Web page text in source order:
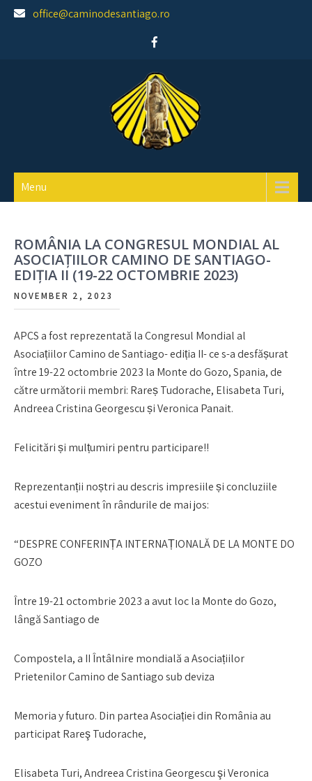
Skip
office@caminodesantiago.ro
Menu
ROMÂNIA LA CONGRESUL MONDIAL AL
ASOCIAȚIILOR CAMINO DE SANTIAGO-
EDIȚIA II (19-22 OCTOMBRIE 2023)
NOVEMBER 2, 2023
APCS a fost reprezentată la Congresul Mondial al
Asociațiilor Camino de Santiago- ediția II- ce s-a desfășurat
între 19-22 octombrie 2023 la Monte do Gozo, Spania, de
către următorii membri: Rareș Tudorache, Elisabeta Turi,
Andreea Cristina Georgescu și Veronica Panait.
Felicitări și mulțumiri pentru participare!!
Reprezentanții noștri au descris impresiile și concluziile
acestui eveniment în rândurile de mai jos:
“DESPRE CONFERINȚA INTERNAȚIONALĂ DE LA MONTE DO
GOZO
Între 19-21 octombrie 2023 a avut loc la Monte do Gozo,
lângă Santiago de
Compostela, a II Întâlnire mondială a Asociațiilor
Prietenilor Camino de Santiago sub deviza
Memoria y futuro. Din partea Asociației din România au
participat Rareş Tudorache,
Elisabeta Turi, Andreea Cristina Georgescu şi Veronica